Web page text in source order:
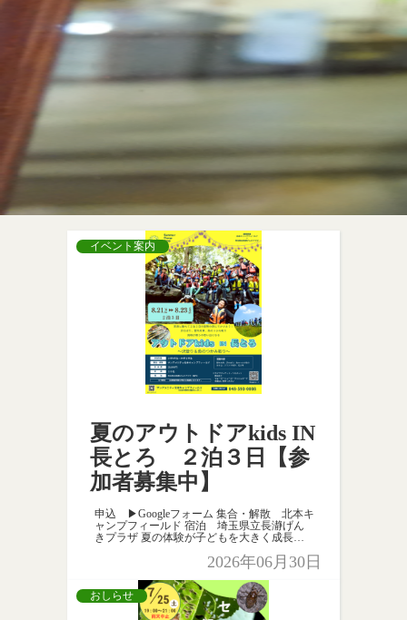
イベント案内
夏のアウトドアkids IN
長とろ ２泊３日【参
加者募集中】
申込 ▶Googleフォーム 集合・解散 北本キ
ャンプフィールド 宿泊 埼玉県立長瀞げん
きプラザ 夏の体験が子どもを大きく成長さ
＆串焼き、野外炊事に花火
等 応募多数の
2026年06月30日
おしらせ